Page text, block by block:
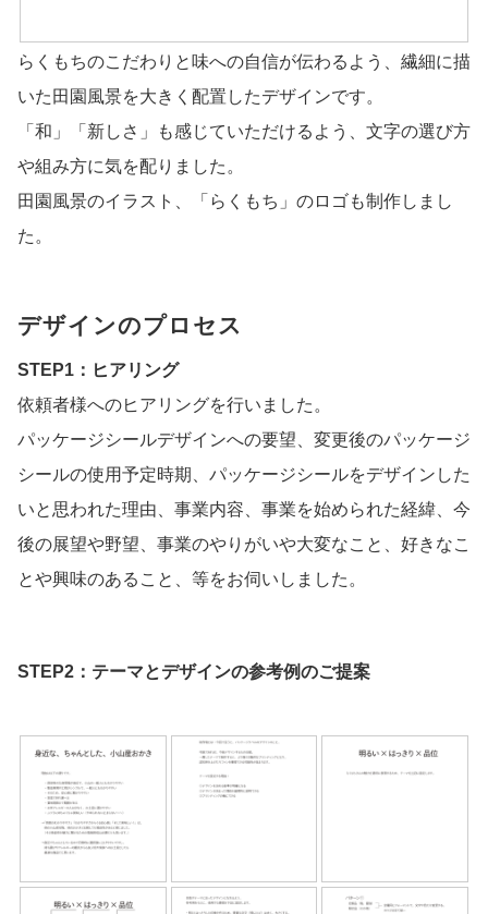
らくもちのこだわりと味への自信が伝わるよう、繊細に描
いた田園風景を大きく配置したデザインです。
「和」「新しさ」も感じていただけるよう、文字の選び方
や組み方に気を配りました。
田園風景のイラスト、「らくもち」のロゴも制作しまし
た。
デザインのプロセス
STEP1：ヒアリング
依頼者様へのヒアリングを行いました。
パッケージシールデザインへの要望、変更後のパッケージ
シールの使用予定時期、パッケージシールをデザインした
いと思われた理由、事業内容、事業を始められた経緯、今
後の展望や野望、事業のやりがいや大変なこと、好きなこ
とや興味のあること、等をお伺いしました。
STEP2：テーマとデザインの参考例のご提案